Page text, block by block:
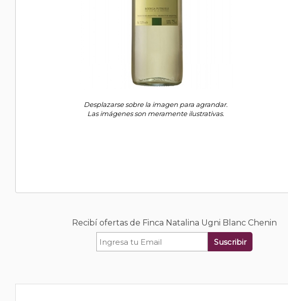
Desplazarse sobre la imagen para agrandar.
Las imágenes son meramente ilustrativas.
Recibí ofertas de Finca Natalina Ugni Blanc Chenin
Suscribir